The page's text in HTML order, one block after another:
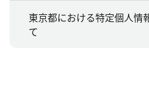
東京都における特定個人情
て